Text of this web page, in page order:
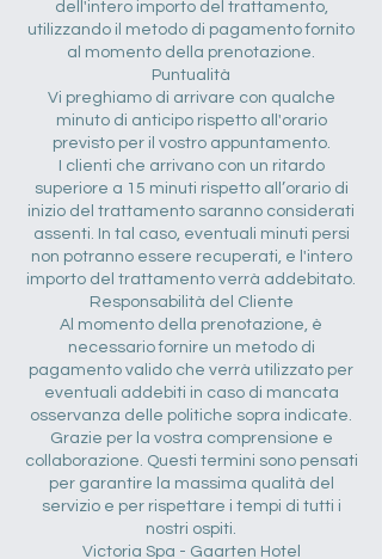
dell'intero importo del trattamento,
utilizzando il metodo di pagamento fornito
al momento della prenotazione.
Puntualità
Vi preghiamo di arrivare con qualche
minuto di anticipo rispetto all'orario
previsto per il vostro appuntamento.
I clienti che arrivano con un ritardo
superiore a 15 minuti rispetto all’orario di
inizio del trattamento saranno considerati
assenti. In tal caso, eventuali minuti persi
non potranno essere recuperati, e l'intero
importo del trattamento verrà addebitato.
Responsabilità del Cliente
Al momento della prenotazione, è
necessario fornire un metodo di
pagamento valido che verrà utilizzato per
eventuali addebiti in caso di mancata
osservanza delle politiche sopra indicate.
Grazie per la vostra comprensione e
collaborazione. Questi termini sono pensati
per garantire la massima qualità del
servizio e per rispettare i tempi di tutti i
nostri ospiti.
Victoria Spa - Gaarten Hotel